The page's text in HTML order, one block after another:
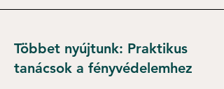
Többet nyújtunk: Praktikus
tanácsok a fényvédelemhez